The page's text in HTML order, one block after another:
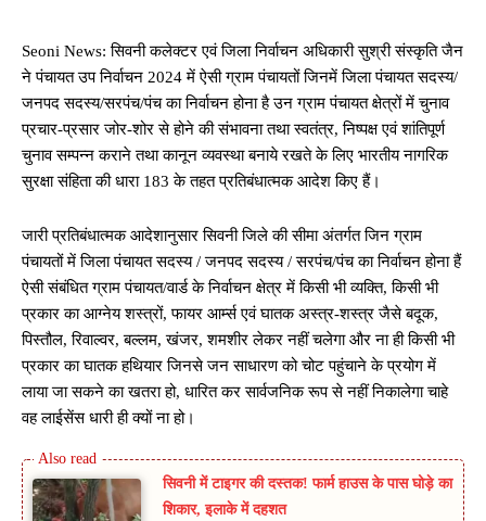
Seoni News: सिवनी कलेक्‍टर एवं जिला निर्वाचन अधिकारी सुश्री संस्‍कृति जैन
ने पंचायत उप निर्वाचन 2024 में ऐसी ग्राम पंचायतों जिनमें जिला पंचायत सदस्य/
जनपद सदस्य/सरपंच/पंच का निर्वाचन होना है उन ग्राम पंचायत क्षेत्रों में चुनाव
प्रचार-प्रसार जोर-शोर से होने की संभावना तथा स्वतंत्र, निष्पक्ष एवं शांतिपूर्ण
चुनाव सम्पन्न कराने तथा कानून व्यवस्था बनाये रखते के‍ लिए भारतीय नागरिक
सुरक्षा संहिता की धारा 183 के तहत प्रतिबंधात्मक आदेश किए हैं।
जारी प्रतिबंधात्मक आदेशानुसार सिवनी जिले की सीमा अंतर्गत जिन ग्राम
पंचायतों में जिला पंचायत सदस्य / जनपद सदस्य / सरपंच/पंच का निर्वाचन होना हैं
ऐसी संबंधित ग्राम पंचायत/वार्ड के निर्वाचन क्षेत्र में किसी भी व्यक्ति, किसी भी
प्रकार का आग्नेय शस्त्रों, फायर आर्म्स एवं घातक अस्त्र-शस्त्र जैसे बदूक,
पिस्तौल, रिवाल्वर, बल्लम, खंजर, शमशीर लेकर नहीं चलेगा और ना ही किसी भी
प्रकार का घातक हथियार जिनसे जन साधारण को चोट पहुंचाने के प्रयोग में
लाया जा सकने का खतरा हो, धारित कर सार्वजनिक रूप से नहीं निकालेगा चाहे
वह लाईसेंस धारी ही क्यों ना हो।
सिवनी में टाइगर की दस्तक! फार्म हाउस के पास घोड़े का
शिकार, इलाके में दहशत